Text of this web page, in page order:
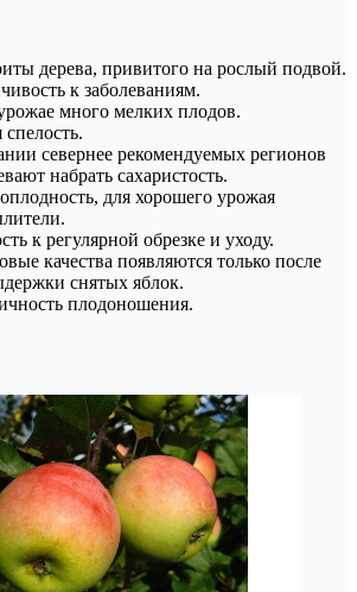
дерева, привитого на рослый подвой.
к заболеваниям.
много мелких плодов.
севернее рекомендуемых регионов
набрать сахаристость.
для хорошего урожая
к регулярной обрезке и уходу.
качества появляются только после
снятых яблок.
плодоношения.